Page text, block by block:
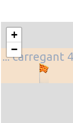
... carregant
+
−